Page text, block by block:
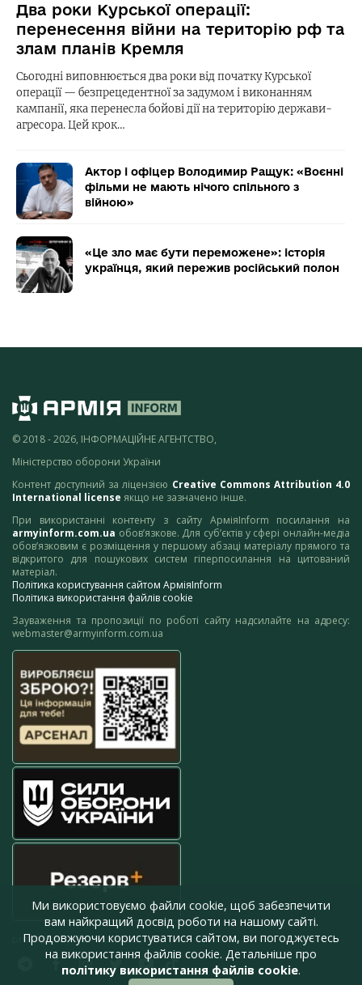
Два роки Курської операції:
перенесення війни на територію рф та
злам планів Кремля
Сьогодні виповнюється два роки від початку Курської
операції — безпрецедентної за задумом і виконанням
кампанії, яка перенесла бойові дії на територію держави-
агресора. Цей крок…
Актор і офіцер Володимир Ращук: «Воєнні
фільми не мають нічого спільного з
війною»
«Це зло має бути переможене»: історія
українця, який пережив російський полон
© 2018 - 2026, ІНФОРМАЦІЙНЕ АГЕНТСТВО,
Міністерство оборони України
Контент доступний за ліцензією Creative Commons Attribution 4.0
International license якщо не зазначено інше.
При використанні контенту з сайту АрміяInform посилання на
armyinform.com.ua обов’язкове. Для суб’єктів у сфері онлайн-медіа
обов’язковим є розміщення у першому абзаці матеріалу прямого та
відкритого для пошукових систем гіперпосилання на цитований
матеріал.
Політика користування сайтом АрміяInform
Політика використання файлів cookie
Зауваження та пропозиції по роботі сайту надсилайте на адресу:
webmaster@armyinform.com.ua
press@armyinform.com.ua
Ми використовуємо файли cookie, щоб забезпечити
вам найкращий досвід роботи на нашому сайті.
Продовжуючи користуватися сайтом, ви погоджуєтесь
на використання файлів cookie. Детальніше про
політику використання файлів cookie.